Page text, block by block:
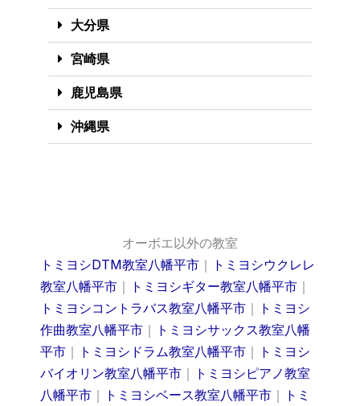
大分県
宮崎県
鹿児島県
沖縄県
オーボエ以外の教室
トミヨシDTM教室八幡平市 ｜ トミヨシウクレレ
教室八幡平市 ｜ トミヨシギター教室八幡平市 ｜
トミヨシコントラバス教室八幡平市 ｜ トミヨシ
作曲教室八幡平市 ｜ トミヨシサックス教室八幡
平市 ｜ トミヨシドラム教室八幡平市 ｜ トミヨシ
バイオリン教室八幡平市 ｜ トミヨシピアノ教室
八幡平市 ｜ トミヨシベース教室八幡平市 ｜ トミ